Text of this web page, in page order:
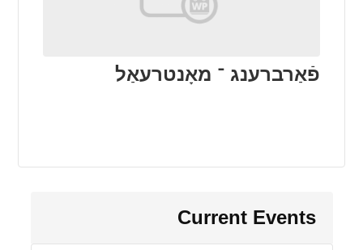
פֿאַרברענג ־ מאָנטרעאַל
Current Events